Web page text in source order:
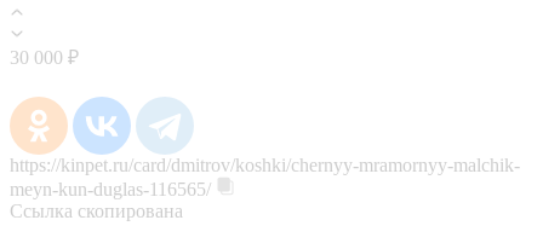
30 000 ₽
https://kinpet.ru/card/dmitrov/koshki/chernyy-mramornyy-malchik-
meyn-kun-duglas-116565/
Ссылка скопирована